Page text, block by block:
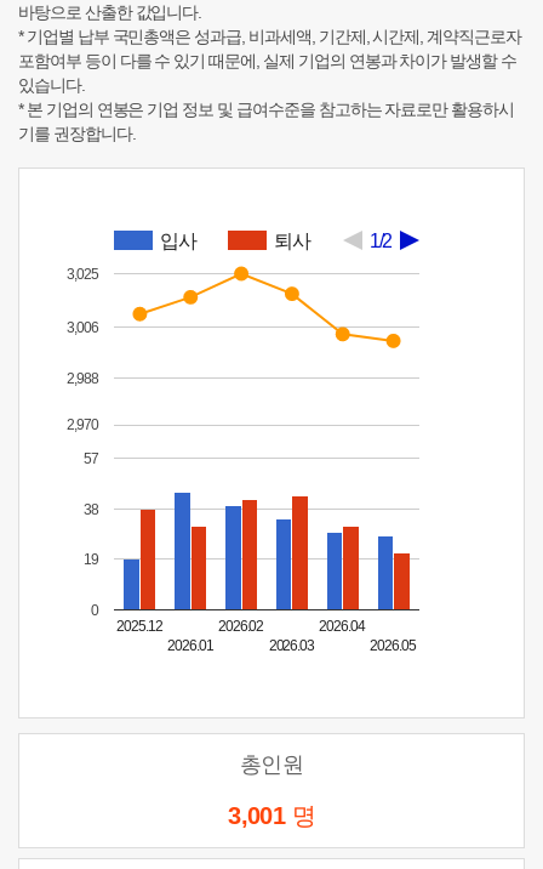
바탕으로 산출한 값입니다.
* 기업별 납부 국민총액은 성과급, 비과세액, 기간제, 시간제, 계약직근로자
포함여부 등이 다를 수 있기 때문에, 실제 기업의 연봉과 차이가 발생할 수
있습니다.
* 본 기업의 연봉은 기업 정보 및 급여수준을 참고하는 자료로만 활용하시
기를 권장합니다.
입사 퇴사 1/2
2025.12
2026.01
2026.02
2026.03
2026.04
2026.05
0
19
38
57
2,970
2,988
3,006
3,025
총인원
3,001 명